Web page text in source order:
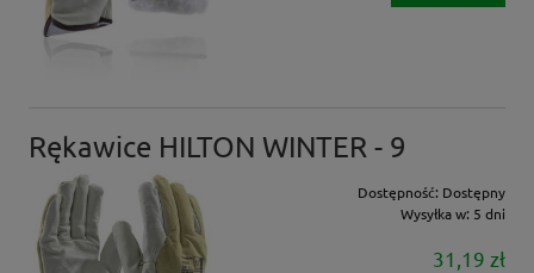
Rękawice HILTON WINTER - 9
Dostępność: Dostępny
Wysyłka w: 5 dni
31,19 zł